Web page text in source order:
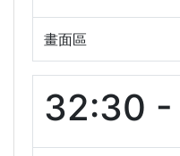
畫面區
32:30